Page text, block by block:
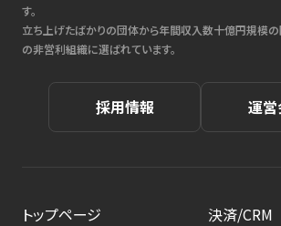
す。
立ち上げたばかりの団体から年間収入数十億円規模
の非営利組織に選ばれています。
採用情報 運
トップページ
決済/CRM